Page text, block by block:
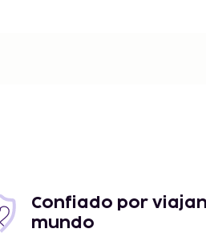
Confiado por
mundo